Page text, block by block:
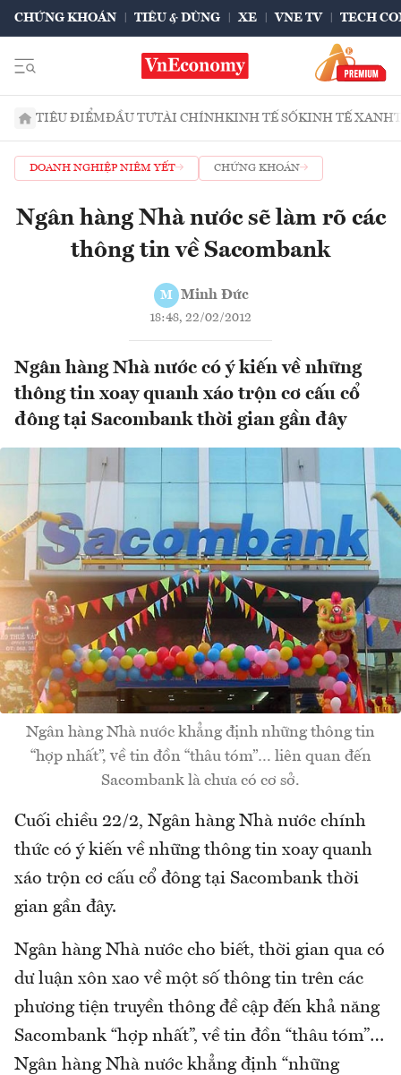
CHỨNG KHOÁN TIÊU & DÙNG XE VNE TV TECH
TIÊU ĐIỂMĐẦU TƯTÀI CHÍNHKINH TẾ SỐKINH TẾ XANH
DOANH NGHIỆP NIÊM YẾT CHỨNG KHOÁN
Ngân hàng Nhà nước sẽ làm rõ các
thông tin về Sacombank
M Minh Đức
18:48, 22/02/2012
Ngân hàng Nhà nước có ý kiến về những
thông tin xoay quanh xáo trộn cơ cấu cổ
đông tại Sacombank thời gian gần đây
Ngân hàng Nhà nước khẳng định những thông tin
“hợp nhất”, về tin đồn “thâu tóm”… liên quan đến
Sacombank là chưa có cơ sở.
Cuối chiều 22/2, Ngân hàng Nhà nước chính
thức có ý kiến về những thông tin xoay quanh
xáo trộn cơ cấu cổ đông tại Sacombank thời
gian gần đây.
Ngân hàng Nhà nước cho biết, thời gian qua có
dư luận xôn xao về một số thông tin trên các
phương tiện truyền thông đề cập đến khả năng
Sacombank “hợp nhất”, về tin đồn “thâu tóm”…
Ngân hàng Nhà nước khẳng định “những